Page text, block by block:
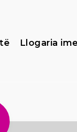
Llogaria ime